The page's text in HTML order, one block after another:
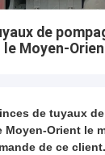
de
le Moyen-
de tuyaux
Moyen-Orient le
de ce